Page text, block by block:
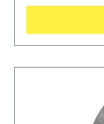
Rückseite
Ausfallende
Stabilität✔
Einfache
Weber-